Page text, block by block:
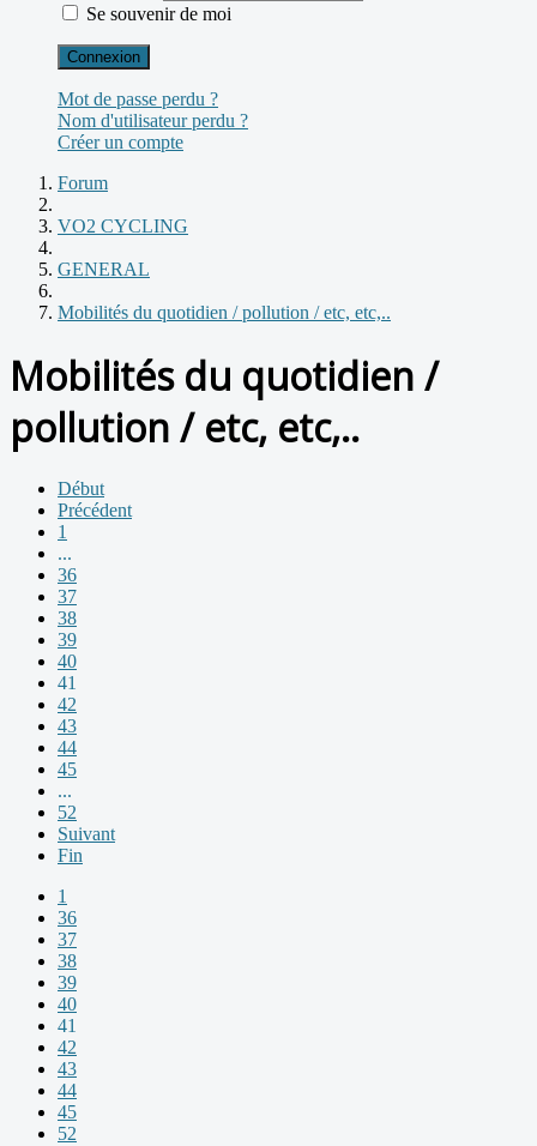
Se souvenir de moi
Connexion
Mot de passe perdu ?
Nom d'utilisateur perdu ?
Créer un compte
Forum
VO2 CYCLING
GENERAL
Mobilités du quotidien / pollution / etc, etc,..
Mobilités du quotidien /
pollution / etc, etc,..
Début
Précédent
1
...
36
37
38
39
40
41
42
43
44
45
...
52
Suivant
Fin
1
36
37
38
39
40
41
42
43
44
45
52